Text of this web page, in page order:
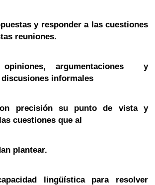
y responder a las cuestiones
reuniones.
argumentaciones y
informales
precisión su punto de vista y
cuestiones que al
plantear.
lingüística para resolver